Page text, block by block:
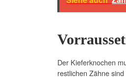
Der Kieferknochen
restlichen Zähne